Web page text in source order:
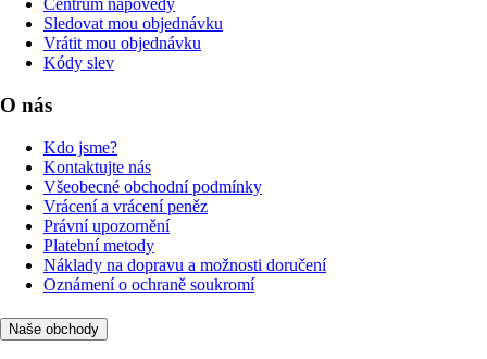
Centrum nápovědy
Sledovat mou objednávku
Vrátit mou objednávku
Kódy slev
O nás
Kdo jsme?
Kontaktujte nás
Všeobecné obchodní podmínky
Vrácení a vrácení peněz
Právní upozornění
Platební metody
Náklady na dopravu a možnosti doručení
Oznámení o ochraně soukromí
Naše obchody